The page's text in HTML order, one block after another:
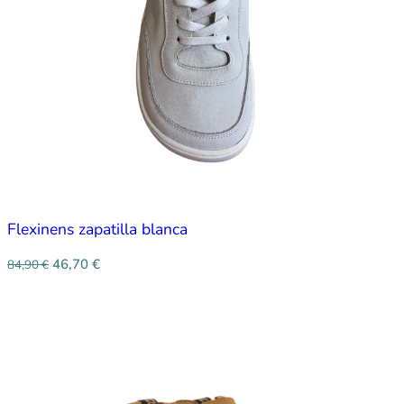
Flexinens zapatilla blanca
84,90€ 46,70 €